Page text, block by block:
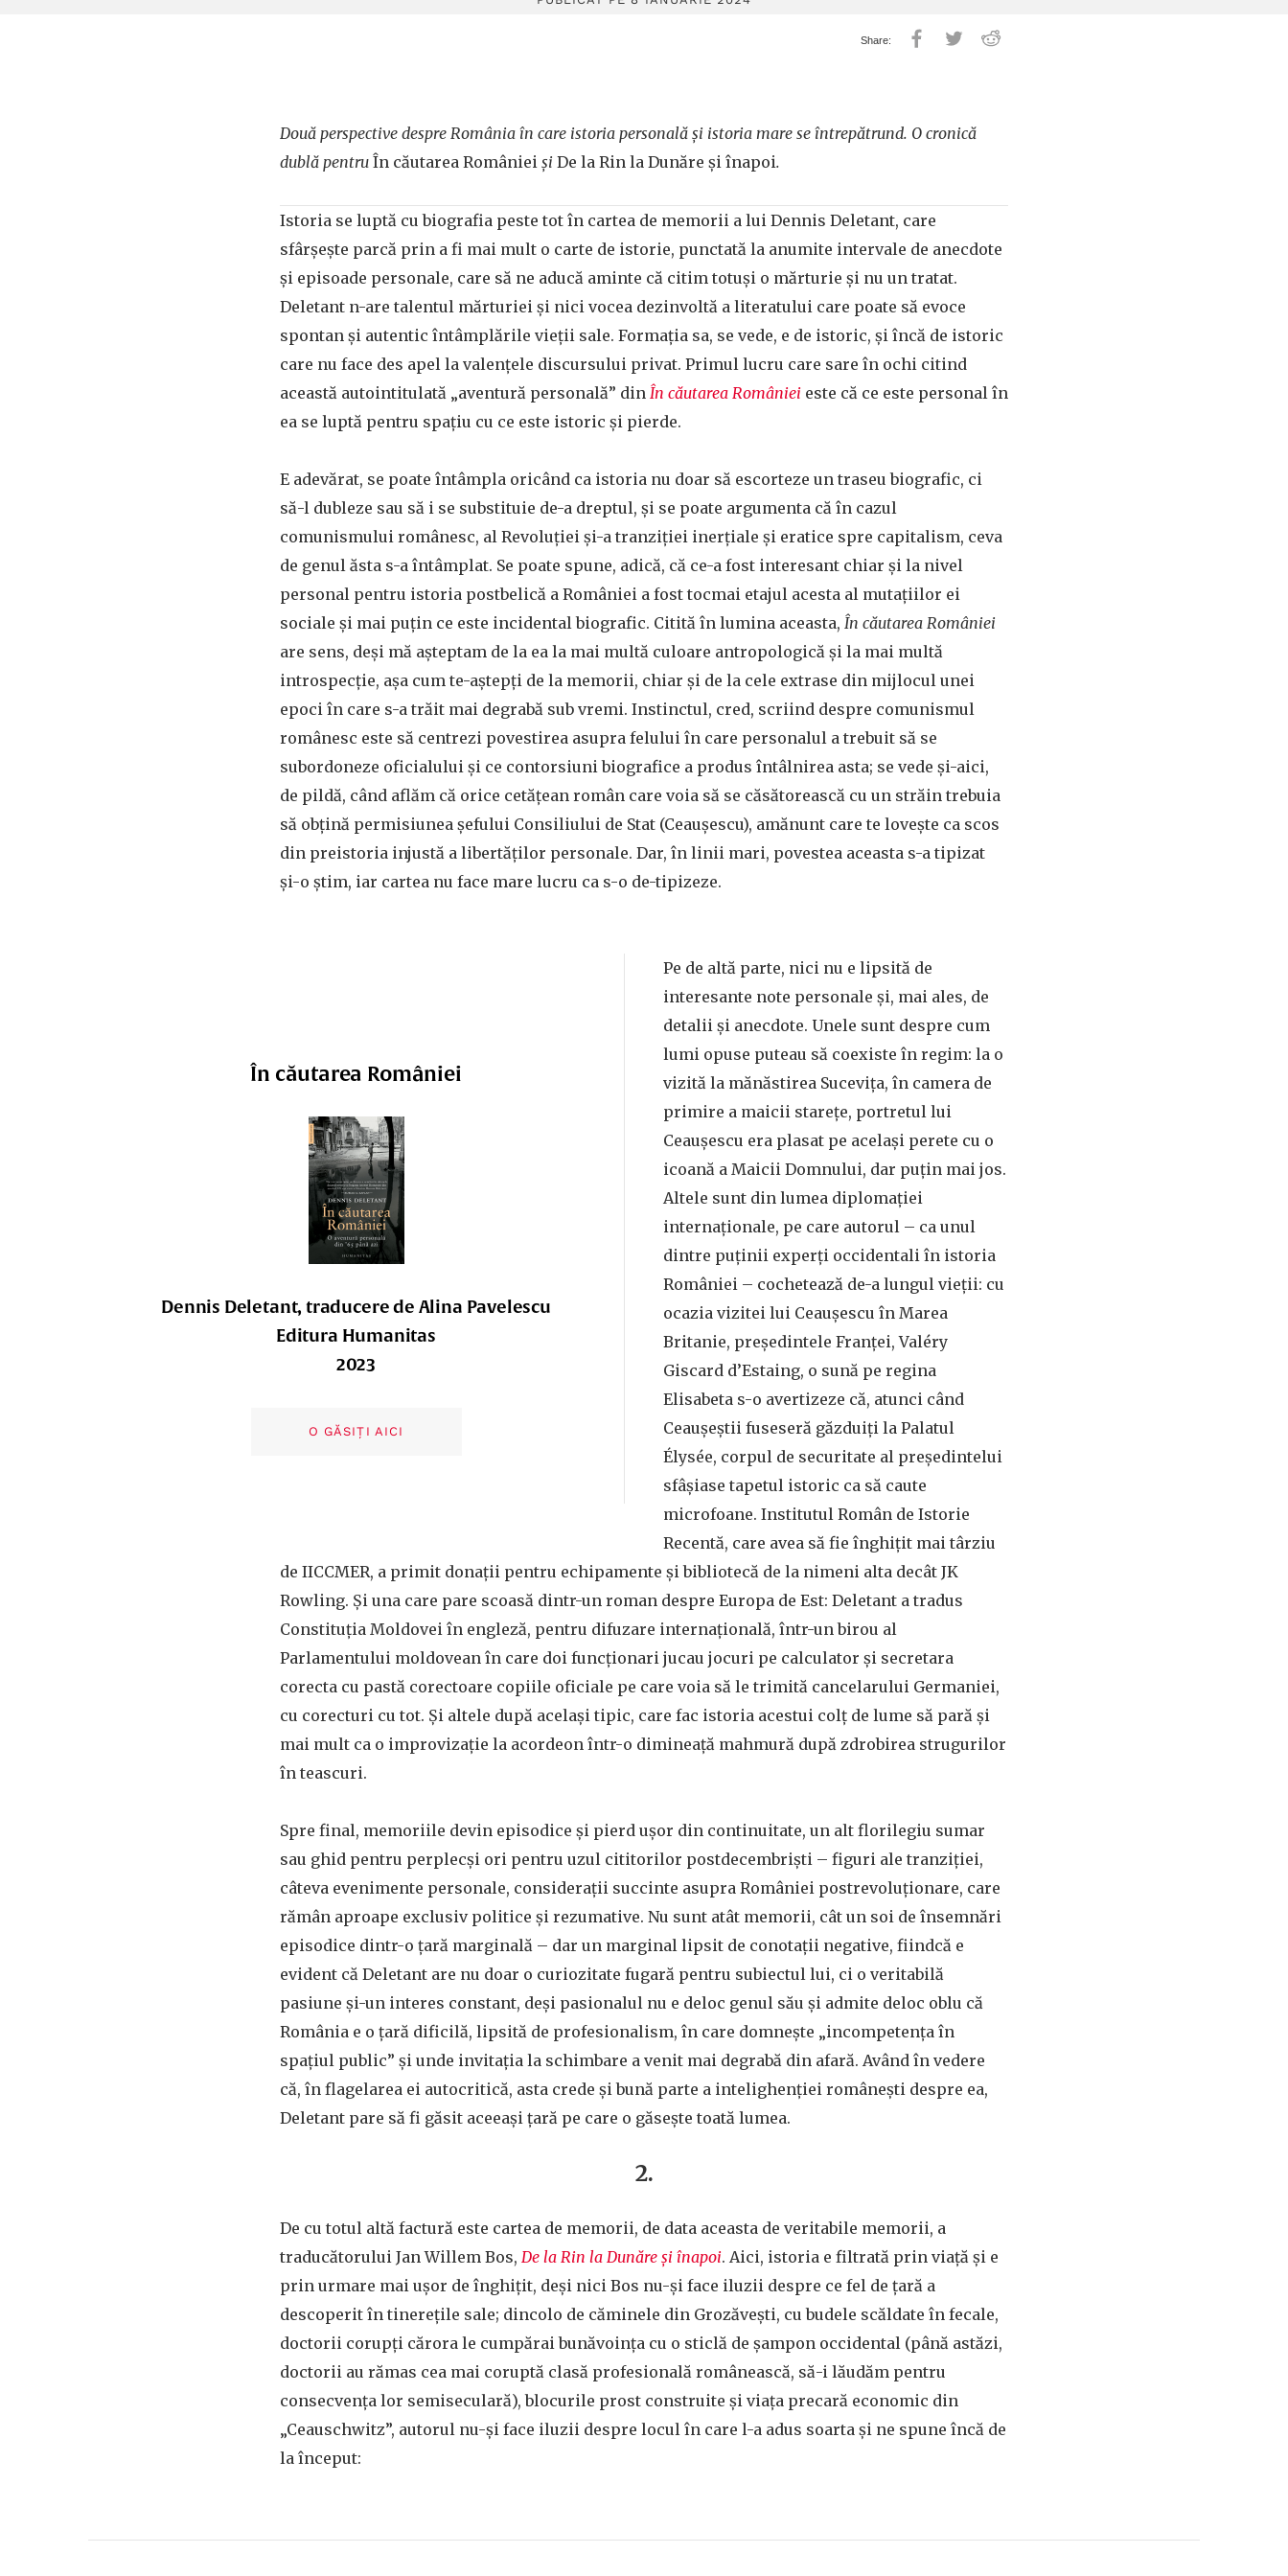
Două perspective despre România în care istoria personală și istoria mare se întrepătrund. O cronică
dublă pentru În căutarea României și De la Rin la Dunăre și înapoi.
Istoria se luptă cu biografia peste tot în cartea de memorii a lui Dennis Deletant, care
sfârșește parcă prin a fi mai mult o carte de istorie, punctată la anumite intervale de anecdote
și episoade personale, care să ne aducă aminte că citim totuși o mărturie și nu un tratat.
Deletant n-are talentul mărturiei și nici vocea dezinvoltă a literatului care poate să evoce
spontan și autentic întâmplările vieții sale. Formația sa, se vede, e de istoric, și încă de istoric
care nu face des apel la valențele discursului privat. Primul lucru care sare în ochi citind
această autointitulată „aventură personală” din În căutarea României este că ce este personal în
ea se luptă pentru spațiu cu ce este istoric și pierde.
E adevărat, se poate întâmpla oricând ca istoria nu doar să escorteze un traseu biografic, ci
să-l dubleze sau să i se substituie de-a dreptul, și se poate argumenta că în cazul
comunismului românesc, al Revoluției și-a tranziției inerțiale și eratice spre capitalism, ceva
de genul ăsta s-a întâmplat. Se poate spune, adică, că ce-a fost interesant chiar și la nivel
personal pentru istoria postbelică a României a fost tocmai etajul acesta al mutațiilor ei
sociale și mai puțin ce este incidental biografic. Citită în lumina aceasta, În căutarea României
are sens, deși mă așteptam de la ea la mai multă culoare antropologică și la mai multă
introspecție, așa cum te-aștepți de la memorii, chiar și de la cele extrase din mijlocul unei
epoci în care s-a trăit mai degrabă sub vremi. Instinctul, cred, scriind despre comunismul
românesc este să centrezi povestirea asupra felului în care personalul a trebuit să se
subordoneze oficialului și ce contorsiuni biografice a produs întâlnirea asta; se vede și-aici,
de pildă, când aflăm că orice cetățean român care voia să se căsătorească cu un străin trebuia
să obțină permisiunea șefului Consiliului de Stat (Ceaușescu), amănunt care te lovește ca scos
din preistoria injustă a libertăților personale. Dar, în linii mari, povestea aceasta s-a tipizat
și-o știm, iar cartea nu face mare lucru ca s-o de-tipizeze.
În căutarea României
Dennis Deletant, traducere de Alina Pavelescu
Editura Humanitas
2023
O GĂSIȚI AICI
Pe de altă parte, nici nu e lipsită de
interesante note personale și, mai ales, de
detalii și anecdote. Unele sunt despre cum
lumi opuse puteau să coexiste în regim: la o
vizită la mănăstirea Sucevița, în camera de
primire a maicii starețe, portretul lui
Ceaușescu era plasat pe același perete cu o
icoană a Maicii Domnului, dar puțin mai jos.
Altele sunt din lumea diplomației
internaționale, pe care autorul – ca unul
dintre puținii experți occidentali în istoria
României – cochetează de-a lungul vieții: cu
ocazia vizitei lui Ceaușescu în Marea
Britanie, președintele Franței, Valéry
Giscard d’Estaing, o sună pe regina
Elisabeta s-o avertizeze că, atunci când
Ceaușeștii fuseseră găzduiți la Palatul
Élysée, corpul de securitate al președintelui
sfâșiase tapetul istoric ca să caute
microfoane. Institutul Român de Istorie
Recentă, care avea să fie înghițit mai târziu
de IICCMER, a primit donații pentru echipamente și bibliotecă de la nimeni alta decât JK
Rowling. Și una care pare scoasă dintr-un roman despre Europa de Est: Deletant a tradus
Constituția Moldovei în engleză, pentru difuzare internațională, într-un birou al
Parlamentului moldovean în care doi funcționari jucau jocuri pe calculator și secretara
corecta cu pastă corectoare copiile oficiale pe care voia să le trimită cancelarului Germaniei,
cu corecturi cu tot. Și altele după același tipic, care fac istoria acestui colț de lume să pară și
mai mult ca o improvizație la acordeon într-o dimineață mahmură după zdrobirea strugurilor
în teascuri.
Spre final, memoriile devin episodice și pierd ușor din continuitate, un alt florilegiu sumar
sau ghid pentru perplecși ori pentru uzul cititorilor postdecembriști – figuri ale tranziției,
câteva evenimente personale, considerații succinte asupra României postrevoluționare, care
rămân aproape exclusiv politice și rezumative. Nu sunt atât memorii, cât un soi de însemnări
episodice dintr-o țară marginală – dar un marginal lipsit de conotații negative, fiindcă e
evident că Deletant are nu doar o curiozitate fugară pentru subiectul lui, ci o veritabilă
pasiune și-un interes constant, deși pasionalul nu e deloc genul său și admite deloc oblu că
România e o țară dificilă, lipsită de profesionalism, în care domnește „incompetența în
spațiul public” și unde invitația la schimbare a venit mai degrabă din afară. Având în vedere
că, în flagelarea ei autocritică, asta crede și bună parte a intelighenției românești despre ea,
Deletant pare să fi găsit aceeași țară pe care o găsește toată lumea.
2.
De cu totul altă factură este cartea de memorii, de data aceasta de veritabile memorii, a
traducătorului Jan Willem Bos, De la Rin la Dunăre și înapoi. Aici, istoria e filtrată prin viață și e
prin urmare mai ușor de înghițit, deși nici Bos nu-și face iluzii despre ce fel de țară a
descoperit în tinerețile sale; dincolo de căminele din Grozăvești, cu budele scăldate în fecale,
doctorii corupți cărora le cumpărai bunăvoința cu o sticlă de șampon occidental (până astăzi,
doctorii au rămas cea mai coruptă clasă profesională românească, să-i lăudăm pentru
consecvența lor semiseculară), blocurile prost construite și viața precară economic din
„Ceauschwitz”, autorul nu-și face iluzii despre locul în care l-a adus soarta și ne spune încă de
la început: